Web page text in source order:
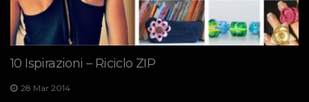
10 Ispirazioni – Riciclo ZIP
28 Mar 2014